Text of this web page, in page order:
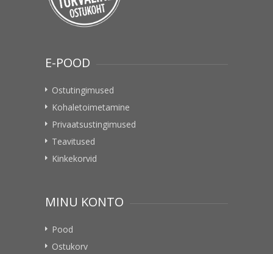
E-POOD
Ostutingimused
Kohaletoimetamine
Privaatsustingimused
Teavitused
Kinkekorvid
MINU KONTO
Pood
Ostukorv